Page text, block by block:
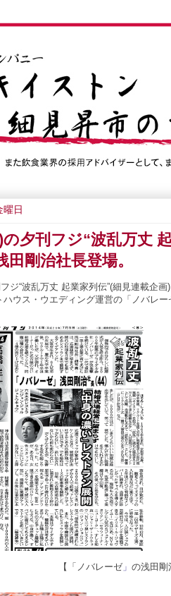
曜日
の夕刊フジ“波乱万丈
田剛治社長登場。
ジ“波乱万丈 起業家列伝”(細見連載企画
ハウス・ウエディング運営の 「ノバレー
【 「ノバレーゼ 」 の浅田剛